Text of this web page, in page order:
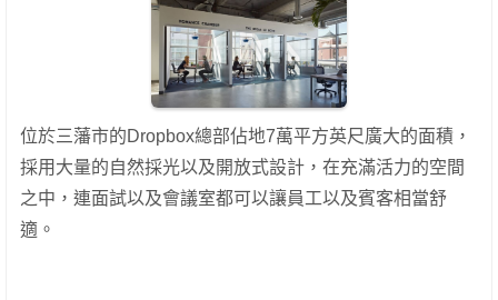
位於三藩市的Dropbox總部佔地7萬平方英尺廣大的面積，
採用大量的自然採光以及開放式設計，在充滿活力的空間
之中，連面試以及會議室都可以讓員工以及賓客相當舒
適。